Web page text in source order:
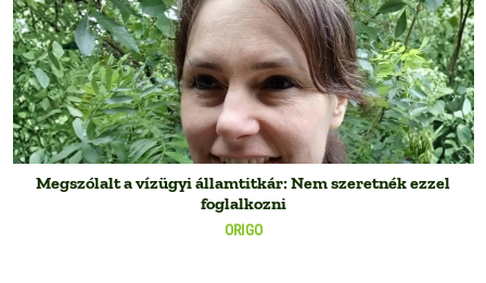
ORIGO
Megszólalt a vízügyi államtitkár: Nem szeretnék ezzel
foglalkozni